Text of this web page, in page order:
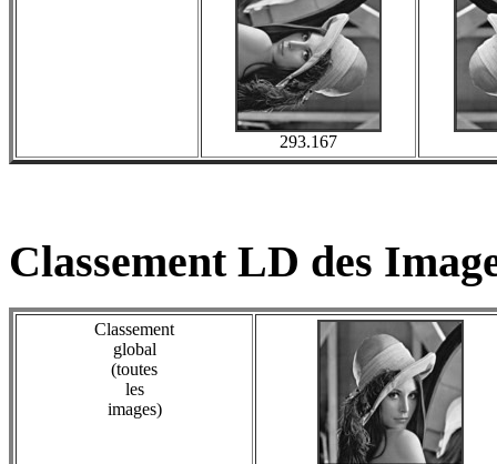
293.167
Classement LD des
Classement
global
(toutes
les
images)